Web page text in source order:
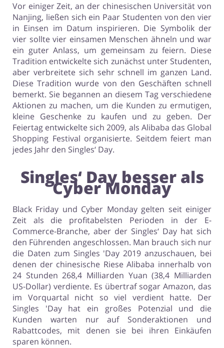
Vor einiger Zeit, an der chinesischen Universität von
Nanjing, ließen sich ein Paar Studenten von den vier
in Einsen im Datum inspirieren. Die Symbolik der
vier sollte vier einsamen Menschen ähneln und war
ein guter Anlass, um gemeinsam zu feiern. Diese
Tradition entwickelte sich zunächst unter Studenten,
aber verbreitete sich sehr schnell im ganzen Land.
Diese Tradition wurde von den Geschäften schnell
bemerkt. Sie begannen an diesem Tag verschiedene
Aktionen zu machen, um die Kunden zu ermutigen,
kleine Geschenke zu kaufen und zu geben. Der
Feiertag entwickelte sich 2009, als Alibaba das Global
Shopping Festival organisierte. Seitdem feiert man
jedes Jahr den Singles‘ Day.
Singles‘ Day besser als
Cyber ​​Monday
Black Friday und Cyber ​​Monday gelten seit einiger
Zeit als die profitabelsten Perioden in der E-
Commerce-Branche, aber der Singles‘ Day hat sich
den Führenden angeschlossen. Man brauch sich nur
die Daten zum Singles 'Day 2019 anzuschauen, bei
denen der chinesische Riese Alibaba innerhalb von
24 Stunden 268,4 Milliarden Yuan (38,4 Milliarden
US-Dollar) verdiente. Es übertraf sogar Amazon, das
im Vorquartal nicht so viel verdient hatte. Der
Singles 'Day hat ein großes Potenzial und die
Kunden warten nur auf Sonderaktionen und
Rabattcodes, mit denen sie bei ihren Einkäufen
sparen können.